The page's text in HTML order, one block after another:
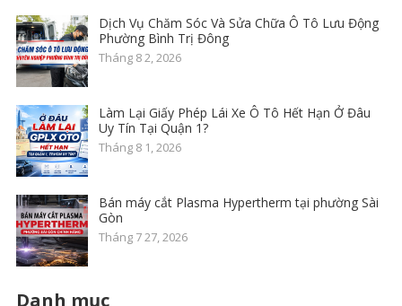
Dịch Vụ Chăm Sóc Và Sửa Chữa Ô Tô Lưu Động
Phường Bình Trị Đông
Tháng 8 2, 2026
Làm Lại Giấy Phép Lái Xe Ô Tô Hết Hạn Ở Đâu
Uy Tín Tại Quận 1?
Tháng 8 1, 2026
Bán máy cắt Plasma Hypertherm tại phường Sài
Gòn
Tháng 7 27, 2026
Danh mục